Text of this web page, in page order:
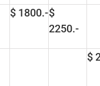
$ 1800.-$
2250.-
$